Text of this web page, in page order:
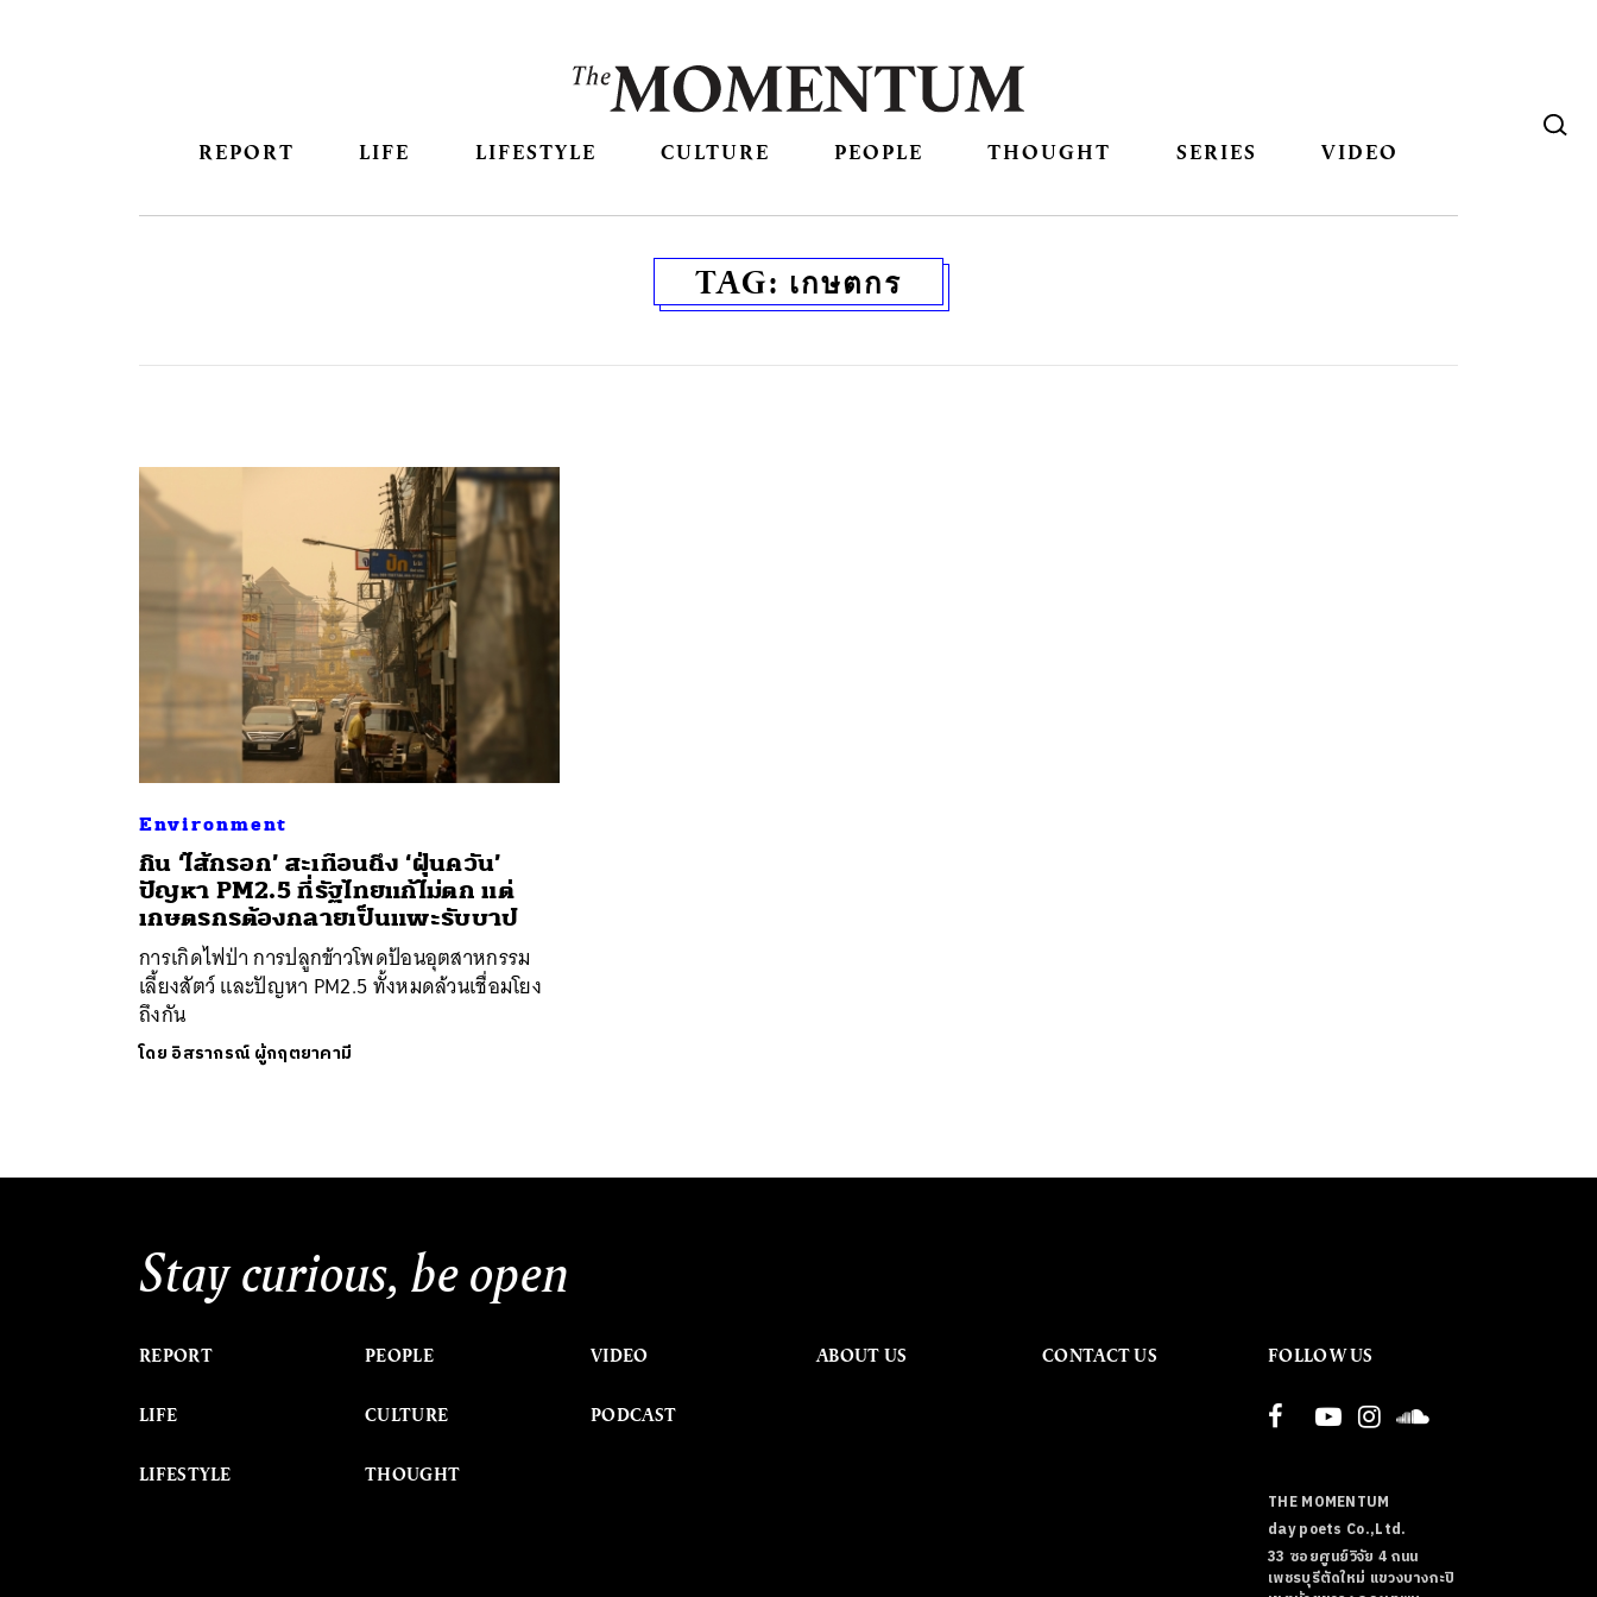
REPORT LIFE LIFESTYLE CULTURE PEOPLE THOUGHT SERIES VIDEO
TAG: เกษตกร
Environment
กิน ‘ไส้กรอก’ สะเทือนถึง ‘ฝุ่นควัน’
ปัญหา PM2.5 ที่รัฐไทยแก้ไม่ตก แต่
เกษตรกรต้องกลายเป็นแพะรับบาป
การเกิดไฟป่า การปลูกข้าวโพดป้อนอุตสาหกรรม
เลี้ยงสัตว์ และปัญหา PM2.5 ทั้งหมดล้วนเชื่อมโยง
ถึงกัน
โดย อิสรากรณ์ ผู้กฤตยาคามี
Stay curious, be open
REPORT
LIFE
LIFESTYLE
PEOPLE
CULTURE
THOUGHT
VIDEO
PODCAST
ABOUT US CONTACT US FOLLOW US
THE MOMENTUM
day poets Co.,Ltd.
33 ซอยศูนย์วิจัย 4 ถนน
เพชรบุรีตัดใหม่ แขวงบางกะปิ